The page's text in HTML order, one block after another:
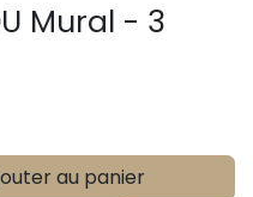
Mural - 3
au panier